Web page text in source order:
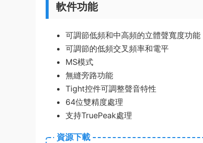
軟件功能
可調節低頻和中高頻的立體聲寬度功能
可調節的低頻交叉頻率和電平
MS模式
無縫旁路功能
Tight控件可調整聲音特性
64位雙精度處理
支持TruePeak處理
資源下載